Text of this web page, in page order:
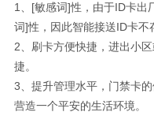
1、[敏感词]性，由于ID卡出
词]性，因此智能接送ID卡不
2、刷卡方便快捷，进出小
捷。
3、提升管理水平，门禁卡
营造一个平安的生活环境。